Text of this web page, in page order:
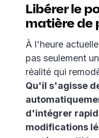
Libérer le
matière de
À l'heure
pas seulement
réalité qui
Qu'il s'agisse
d'intégrer
modifications